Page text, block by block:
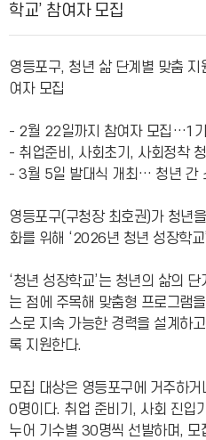
학교’ 참여자 모집
영등포구, 청년 삶 단계별 맞춤
여자 모집
- 2월 22일까지 참여자 모집…1
- 취업준비, 사회초기, 사회정착
- 3월 5일 발대식 개최… 청년 간
영등포구(구청장 최호권)가 청년
화를 위해 ‘2026년 청년 성장학
‘청년 성장학교’는 청년의 삶의
는 점에 주목해 맞춤형 프로그램
스로 지속 가능한 경력을 설계하
록 지원한다.
모집 대상은 영등포구에 거주하
0명이다. 취업 준비기, 사회 진입
누어 기수별 30명씩 선발하며,